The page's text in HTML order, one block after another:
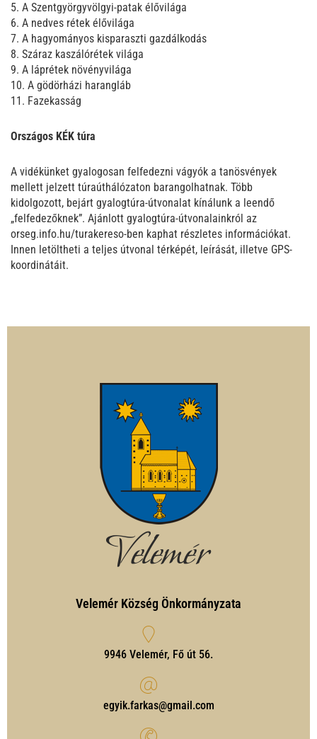
Velemér Község Önkormányzata
9946 Velemér, Fő út 56.
egyik.farkas@gmail.com
5. A Szentgyörgyvölgyi-patak élővilága
6. A nedves rétek élővilága
7. A hagyományos kisparaszti gazdálkodás
8. Száraz kaszálórétek világa
9. A láprétek növényvilága
10. A gödörházi harangláb
11. Fazekasság
Országos KÉK túra
A vidékünket gyalogosan felfedezni vágyók a tanösvények
mellett jelzett túraúthálózaton barangolhatnak. Több
kidolgozott, bejárt gyalogtúra-útvonalat kínálunk a leendő
„felfedezőknek”. Ajánlott gyalogtúra-útvonalainkról az
orseg.info.hu/turakereso-ben kaphat részletes információkat.
Innen letöltheti a teljes útvonal térképét, leírását, illetve GPS-
koordinátáit.